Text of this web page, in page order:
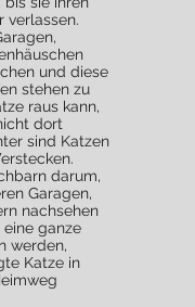
verlassen.
und diese
stehen zu
raus kann,
dort
sind Katzen
darum,
Garagen,
nachsehen
ganze
werden,
Katze in